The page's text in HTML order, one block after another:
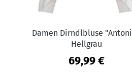
Damen Dirndlbluse
Hellgrau
69,99 €